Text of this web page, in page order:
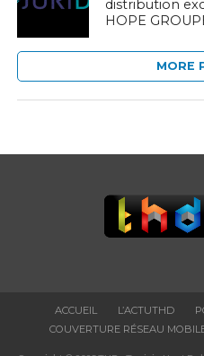
distribution
HOPE
MORE
ACCUEIL L’ACTUTHD
COUVERTURE RÉSEAU